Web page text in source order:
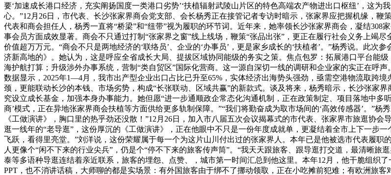
要‘加速成长港口经济，充实阐扬国度一类港口劣势’‘扶植辐射武陵山片区的特色高端农产物进出口枢纽’，这
心。”12月26日，市代表、长沙张家界商会党支部、会长杨秀正在接管记者专访时暗示，张家界应把握机缘，鞭
代表和商会担任人，杨秀一直将“桥梁”和“纽带”视为履职的环节词。近年来，她率领长沙张家界商会，凝结
事会员方面成效显著。商会不只通过打制“张家界之窗”线上线场，鞭策“张品出张”，更正在履行社会义务上竭
价值超万万元。“商会不只是两地经济的‘联络员’、企业的‘办事员’，更是家乡成长的‘扶植者’。”杨秀说。此
济新高地的》。她认为，这是呼应全省成长大局、提拔区域协同能级的务实之策。焦点包罗：拓展港口平台能
海护航打算；升级涉外办事系统，营制“类自贸区”国际化营商。这一源自深切一线的调研和企业家的实正在呼
数据显示，2025年1—4月，我市出产型企业出口占比已升至65%，实体经济出海势头强劲，亟需空港物流取跨
颈，更能联动长沙的本钱、市场劣势，构成“长张联动、区域共赢”的新款式。谈及将来，杨秀暗示，长沙张家
究设立成长基金，加强本身办事能力。她但愿“进一步通顺政企常态化沟通机制，正在政策制定、项目落地中
商’模式，正在异地张家界商会扶植等方面供给更多轨制保障。”“我们将勤奋成为取市场间的‘高效传感器’。”
《工做演讲》，胸口里的热乎劲还没散！”12月26日，加入市八届五次会议揭幕式的市代表、张家界市旅逛协
逛一线年的“老导逛”，这份厚沉的《工做演讲》，正在他眼中不只是一份年度成就单，更凝结着全市上下一步
飞跃，看得里亮堂。”刘洋说，这份荣耀属于每一个为这片山川付出过的张家界人。本年已是他被选市代表履
人更像个“闲不下来的行业尖兵”，仍是个“停不下来的旅客传声筒”。“我天天跟旅客、跟导逛打交道，最清晰旅
泰等多语种导逛连结着亲近联系，旅客的埋怨、点赞、，城市第一时间汇总到他这里。本年12月，他干脆组织
PPT，也不消讲话稿，大师聊的都是实场景：有外国旅客由于绑不了挪动领取，正在小吃摊前犯难；有欧洲旅